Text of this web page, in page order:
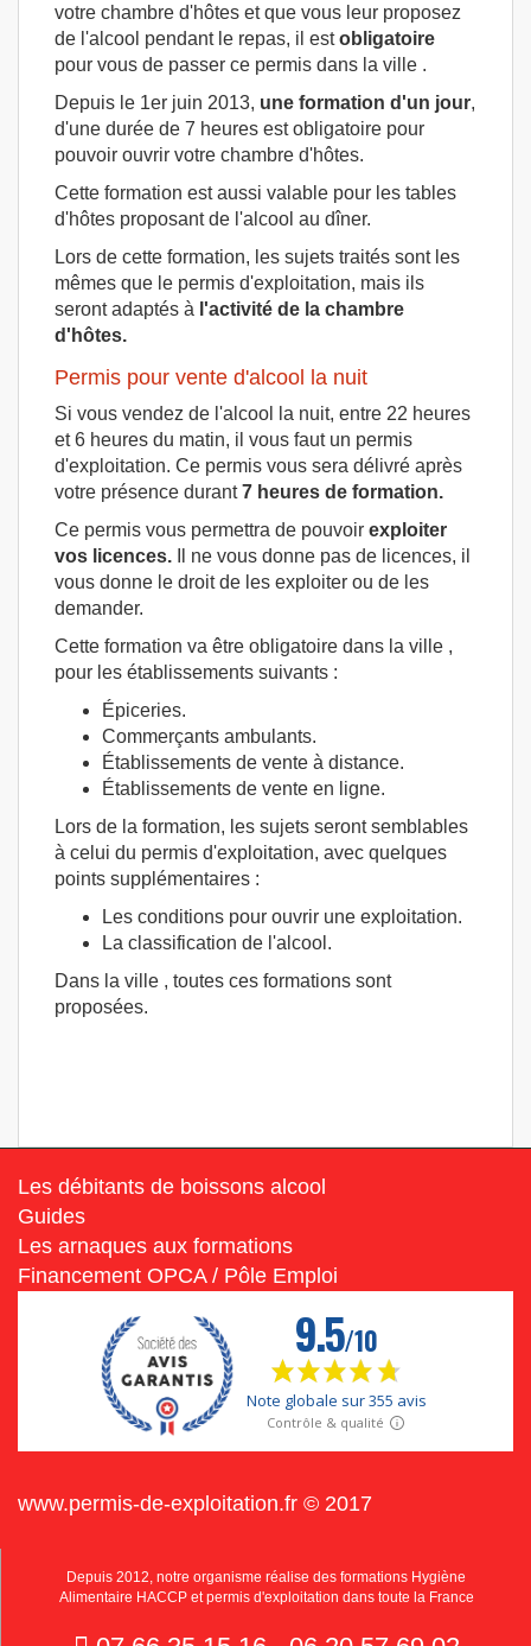
votre chambre d'hôtes et que vous leur proposez
de l'alcool pendant le repas, il estobligatoire
pour vous de passer ce permis dans la ville .
Depuis le 1er juin 2013, une formation d'un jour,
d'une durée de 7 heures est obligatoire pour
pouvoir ouvrir votre chambre d'hôtes.
Cette formation est aussi valable pour les tables
d'hôtes proposant de l'alcool au dîner.
Lors de cette formation, les sujets traités sont les
mêmes que le permis d'exploitation, mais ils
seront adaptés à l'activité de la chambre
d'hôtes.
Permis pour vente d'alcool la nuit
Si vous vendez de l'alcool la nuit, entre 22 heures
et 6 heures du matin, il vous faut un permis
d'exploitation. Ce permis vous sera délivré après
votre présence durant7 heures de formation.
Ce permis vous permettra de pouvoir exploiter
vos licences. Il ne vous donne pas de licences, il
vous donne le droit de les exploiter ou de les
demander.
Cette formation va être obligatoire dans la ville ,
pour les établissements suivants :
Épiceries.
Commerçants ambulants.
Établissements de vente à distance.
Établissements de vente en ligne.
Lors de la formation, les sujets seront semblables
à celui du permis d'exploitation, avec quelques
points supplémentaires :
Les conditions pour ouvrir une exploitation.
La classification de l'alcool.
Dans la ville , toutes ces formations sont
proposées.
Les débitants de boissons alcool
Guides
Les arnaques aux formations
Financement OPCA / Pôle Emploi
www.permis-de-exploitation.fr © 2017
Depuis 2012, notre organisme réalise des formations Hygiène
Alimentaire HACCP et permis d'exploitation dans toute la France